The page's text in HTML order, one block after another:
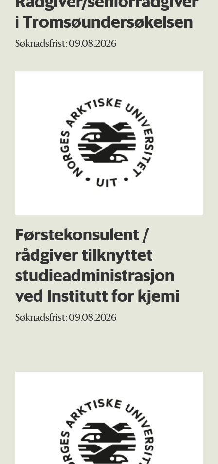
i Tromsøundersøkelsen
Søknadsfrist: 09.08.2026
Førstekonsulent /
rådgiver tilknyttet
studieadministrasjon
ved Institutt for kjemi
Søknadsfrist: 09.08.2026